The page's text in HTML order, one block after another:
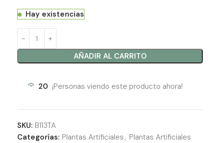
Hay existencias
AÑADIR AL CARRITO
20 ¡Personas viendo este producto ahora!
SKU: B113TA
Categorías: Plantas Artificiales, Plantas Artificiales